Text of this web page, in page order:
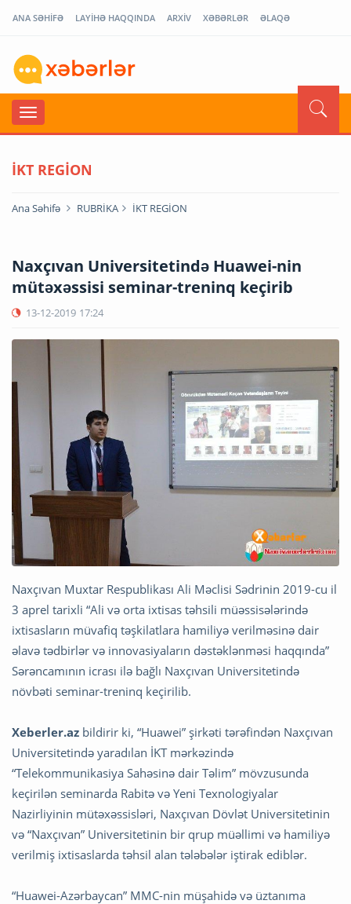
ANA SƏHİFƏ LAYİHƏ HAQQINDA ARXİV XƏBƏRLƏR ƏLAQƏ
İKT REGİON
Ana Səhifə RUBRİKA İKT REGİON
Naxçıvan Universitetində Huawei-nin
mütəxəssisi seminar-treninq keçirib
13-12-2019 17:24
Naxçıvan Muxtar Respublikası Ali Məclisi Sədrinin 2019-cu il
3 aprel tarixli “Ali və orta ixtisas təhsili müəssisələrində
ixtisasların müvafiq təşkilatlara hamiliyə verilməsinə dair
əlavə tədbirlər və innovasiyaların dəstəklənməsi haqqında”
Sərəncamının icrası ilə bağlı Naxçıvan Universitetində
növbəti seminar-treninq keçirilib.
Xeberler.az bildirir ki, “Huawei” şirkəti tərəfindən Naxçıvan
Universitetində yaradılan İKT mərkəzində
“Telekommunikasiya Sahəsinə dair Təlim” mövzusunda
keçirilən seminarda Rabitə və Yeni Texnologiyalar
Nazirliyinin mütəxəssisləri, Naxçıvan Dövlət Universitetinin
və “Naxçıvan” Universitetinin bir qrup müəllimi və hamiliyə
verilmiş ixtisaslarda təhsil alan tələbələr iştirak ediblər.
“Huawei-Azərbaycan” MMC-nin müşahidə və üztanıma